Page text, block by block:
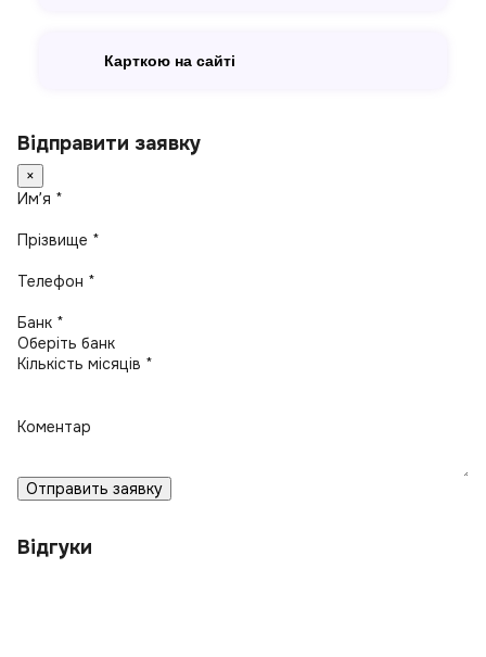
Карткою на сайті
Відправити заявку
×
Имʼя *
Прізвище *
Телефон *
Банк *
Кількість місяців *
Коментар
Отправить заявку
Відгуки